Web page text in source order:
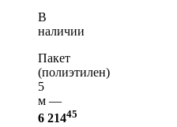
В
наличии
Пакет
(полиэтилен)
5
м —
6 21445